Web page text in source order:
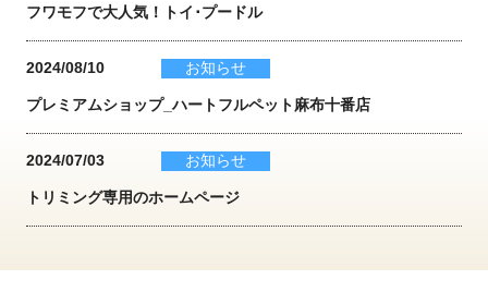
フワモフで大人気！トイ･プードル
2024/08/10 お知らせ
プレミアムショップ_ハートフルペット麻布十番店
2024/07/03 お知らせ
トリミング専用のホームページ